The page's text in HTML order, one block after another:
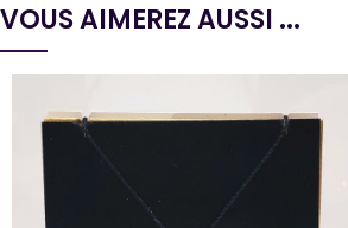
VOUS AIMEREZ AUSSI ...